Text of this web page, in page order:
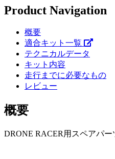
Product Navigation
概要
適合キット一覧
テクニカルデータ
キット内容
走行までに必要なもの
レビュー
概要
DRONE RACER用スペアパー